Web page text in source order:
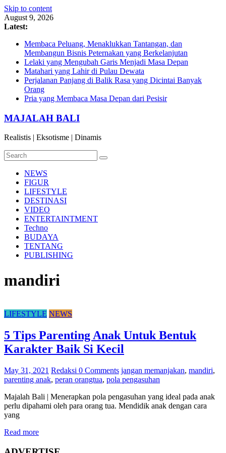
Skip to content
August 9, 2026
Latest:
Membaca Peluang, Menaklukkan Tantangan, dan
Membangun Bisnis Peternakan yang Berkelanjutan
Lelaki yang Mengubah Garis Menjadi Masa Depan
Matahari yang Lahir di Pulau Dewata
Perjalanan Panjang di Balik Rasa yang Dicintai Banyak
Orang
Pria yang Membaca Masa Depan dari Pesisir
MAJALAH BALI
Realistis | Eksotisme | Dinamis
NEWS
FIGUR
LIFESTYLE
DESTINASI
VIDEO
ENTERTAINTMENT
Techno
BUDAYA
TENTANG
PUBLISHING
mandiri
LIFESTYLE NEWS
5 Tips Parenting Anak Untuk Bentuk
Karakter Baik Si Kecil
May 31, 2021 Redaksi 0 Comments jangan memanjakan, mandiri,
parenting anak, peran orangtua, pola pengasuhan
Majalah Bali | Menerapkan pola pengasuhan yang ideal pada anak
perlu dipahami oleh para orang tua. Mendidik anak dengan cara
yang
Read more